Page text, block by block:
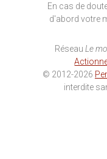
En cas de
d'abord votre
RéseauLe
© 2012-2026
interdite